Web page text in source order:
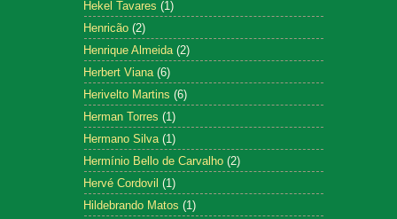
Hekel Tavares (1)
Henricão (2)
Henrique Almeida (2)
Herbert Viana (6)
Herivelto Martins (6)
Herman Torres (1)
Hermano Silva (1)
Hermínio Bello de Carvalho (2)
Hervé Cordovil (1)
Hildebrando Matos (1)